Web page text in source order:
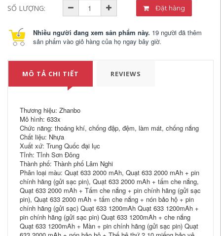
SỐ LƯỢNG: Đặt hàng
Nhiều người đang xem sản phẩm này. 19 người đã thêm
sản phẩm vào giỏ hàng của họ ngay bây giờ.
MÔ TẢ CHI TIẾT REVIEWS
Thương hiệu: Zhanbo
Mô hình: 633x
Chức năng: thoáng khí, chống đập, đệm, làm mát, chống nắng
Chất liệu: Nhựa
Xuất xứ: Trung Quốc đại lục
Tỉnh: Tỉnh Sơn Đông
Thành phố: Thành phố Lâm Nghi
Phân loại màu: Quạt 633 2000 mAh, Quạt 633 2000 mAh + pin
chính hãng (gửi sạc pin), Quạt 633 2000 mAh + tấm che nắng,
Quạt 633 2000 mAh + Tấm che nắng + pin chính hãng (gửi sạc
pin), Quạt 633 2000 mAh + tấm che nắng + nón bảo hộ + pin
chính hãng (gửi sạc) Quạt 633 1200mAh Quạt 633 1200mAh +
pin chính hãng (gửi sạc pin) Quạt 633 1200mAh + che nắng
Quạt 633 1200mAh + Màn + pin chính hãng (gửi sạc pin) Quạt